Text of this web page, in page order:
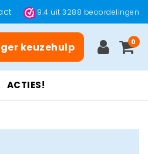
9.4 uit3288 beoordelingen
keuzehulp 0
ACTIES!